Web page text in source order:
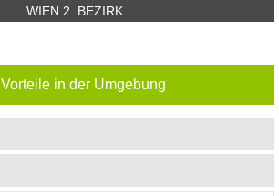
WIEN 2. BEZIRK
Vorteile in der Umgebung